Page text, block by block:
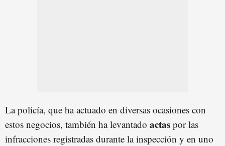
La policía, que ha actuado en diversas ocasiones con
estos negocios, también ha levantado actas por las
infracciones registradas durante la inspección y en uno